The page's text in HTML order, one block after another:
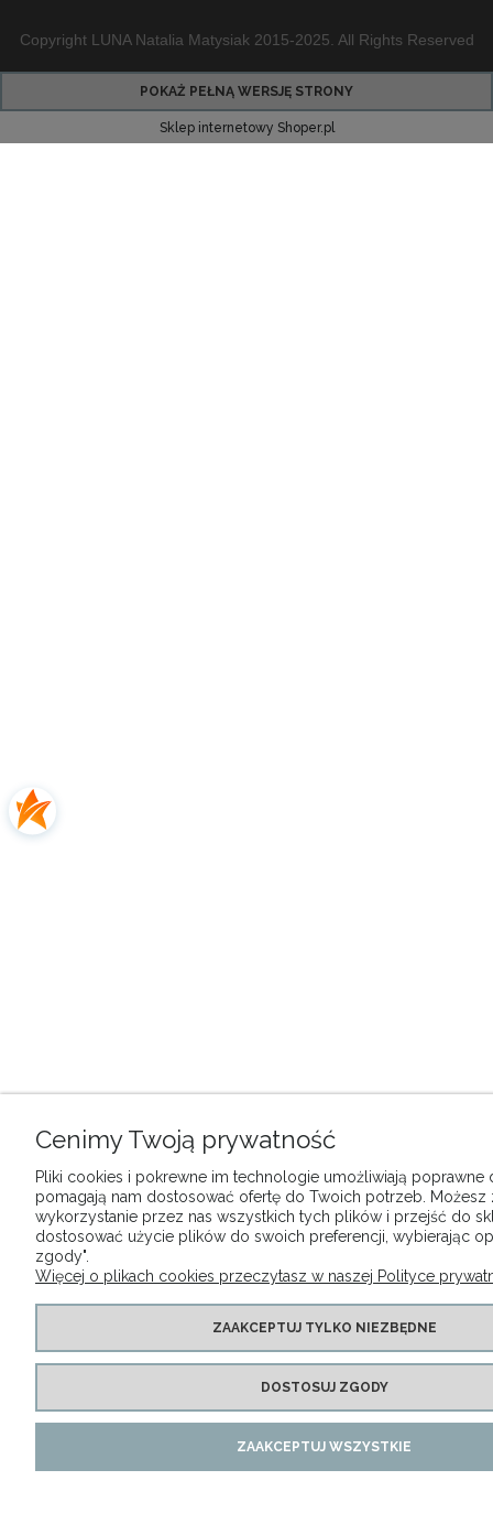
Copyright LUNA Natalia Matysiak 2015-2025. All Rights Reserved
POKAŻ PEŁNĄ WERSJĘ STRONY
Sklep internetowy Shoper.pl
Cenimy Twoją prywatność
Pliki cookies i pokrewne im technologie umożliwiają poprawne
pomagają nam dostosować ofertę do Twoich potrzeb. Możesz
wykorzystanie przez nas wszystkich tych plików i przejść do
dostosować użycie plików do swoich preferencji, wybierając
zgody".
Więcej o plikach cookies przeczytasz w naszej Polityce
ZAAKCEPTUJ TYLKO NIEZBĘDNE
DOSTOSUJ ZGODY
ZAAKCEPTUJ WSZYSTKIE